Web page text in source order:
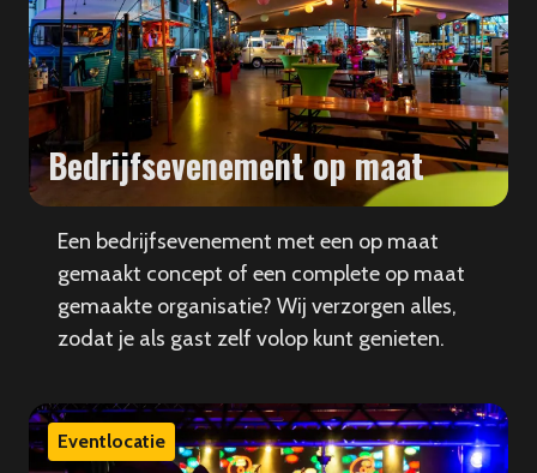
Bedrijfsevenement op maat
Een bedrijfsevenement met een op maat
gemaakt concept of een complete op maat
gemaakte organisatie? Wij verzorgen alles,
zodat je als gast zelf volop kunt genieten.
Eventlocatie